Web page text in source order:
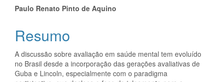
Conteúdo
do
artigo
principal
Paulo Renato Pinto de Aquino
Resumo
A discussão sobre avaliação em saúde mental tem evoluído
no Brasil desde a incorporação das gerações avaliativas de
Guba e Lincoln, especialmente com o paradigma